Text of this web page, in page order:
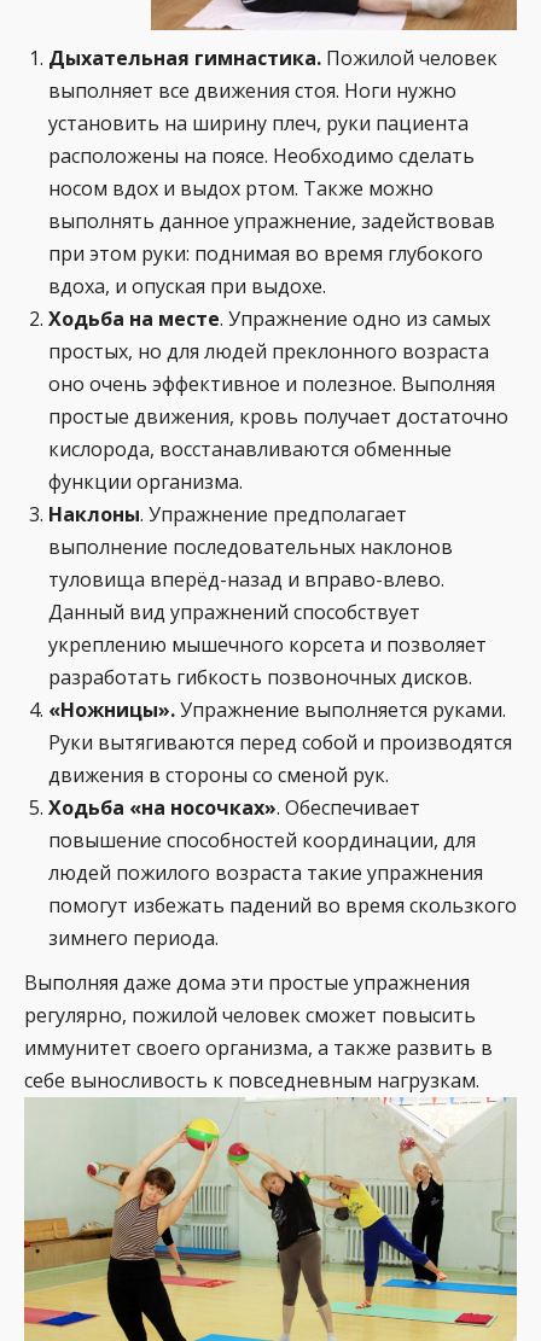
Дыхательная гимнастика. Пожилой человек
выполняет все движения стоя. Ноги нужно
установить на ширину плеч, руки пациента
расположены на поясе. Необходимо сделать
носом вдох и выдох ртом. Также можно
выполнять данное упражнение, задействовав
при этом руки: поднимая во время глубокого
вдоха, и опуская при выдохе.
Ходьба на месте. Упражнение одно из самых
простых, но для людей преклонного возраста
оно очень эффективное и полезное. Выполняя
простые движения, кровь получает достаточно
кислорода, восстанавливаются обменные
функции организма.
Наклоны. Упражнение предполагает
выполнение последовательных наклонов
туловища вперёд-назад и вправо-влево.
Данный вид упражнений способствует
укреплению мышечного корсета и позволяет
разработать гибкость позвоночных дисков.
«Ножницы».Упражнение выполняется руками.
Руки вытягиваются перед собой и производятся
движения в стороны со сменой рук.
Ходьба «на носочках». Обеспечивает
повышение способностей координации, для
людей пожилого возраста такие упражнения
помогут избежать падений во время скользкого
зимнего периода.
Выполняя даже дома эти простые упражнения
регулярно, пожилой человек сможет повысить
иммунитет своего организма, а также развить в
себе выносливость к повседневным нагрузкам.